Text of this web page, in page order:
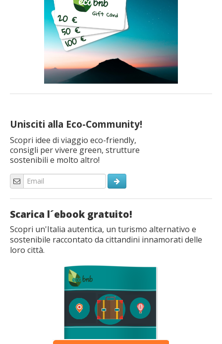
Unisciti alla Eco-Community!
Scopri idee di viaggio eco-friendly,
consigli per vivere green, strutture
sostenibili e molto altro!
Scarica l´ebook gratuito!
Scopri un'Italia autentica, un turismo alternativo e
sostenibile raccontato da cittandini innamorati delle
loro città.